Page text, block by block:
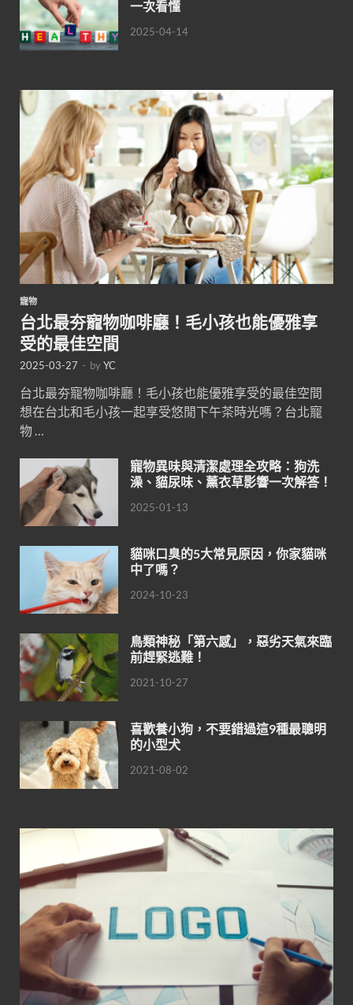
一次看懂
2025-04-14
寵物
台北最夯寵物咖啡廳！毛小孩也能優雅享
受的最佳空間
2025-03-27 - byYC
台北最夯寵物咖啡廳！毛小孩也能優雅享受的最佳空間
想在台北和毛小孩一起享受悠閒下午茶時光嗎？台北寵
物 …
寵物異味與清潔處理全攻略：狗洗
澡、貓尿味、薰衣草影響一次解答！
2025-01-13
貓咪口臭的5大常見原因，你家貓咪
中了嗎？
2024-10-23
鳥類神秘「第六感」，惡劣天氣來臨
前趕緊逃難！
2021-10-27
喜歡養小狗，不要錯過這9種最聰明
的小型犬
2021-08-02